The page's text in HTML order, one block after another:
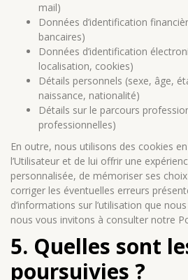
mail)
Données d’identification
bancaires)
Données d’identification
localisation, cookies)
Détails personnels (sexe, âge,
naissance, nationalité)
Détails sur le parcours
professionnelles)
En outre, nous utilisons des cookies
l’Utilisateur et de lui offrir une
personnalisée, de mémoriser ses
corriger les éventuelles erreurs
d’informations sur l’utilisation que
nous vous invitons à consulter notre
5. Quelles sont
poursuivies ?